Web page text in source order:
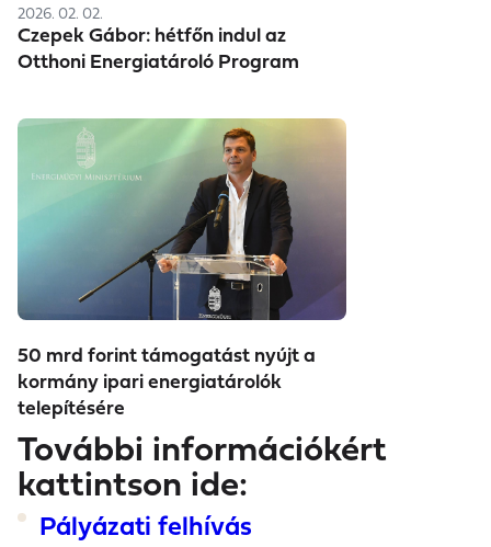
2026. 02. 02.
Czepek Gábor: hétfőn indul az
Otthoni Energiatároló Program
50 mrd forint támogatást nyújt a
kormány ipari energiatárolók
telepítésére
További információkért
kattintson ide:
Pályázati felhívás